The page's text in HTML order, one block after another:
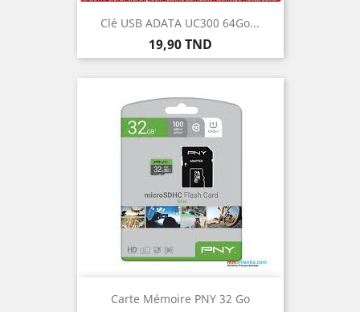
Clé USB ADATA UC300 64Go...
Prix
19,90 TND
Carte Mémoire PNY 32 Go